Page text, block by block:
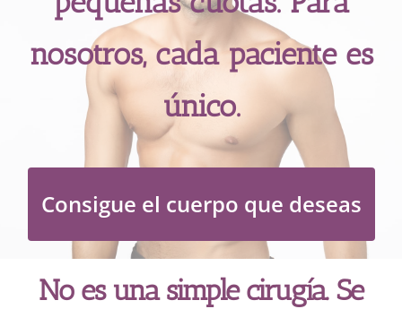
nosotros, cada paciente es
único.
Consigue el cuerpo que deseas
No es una simple cirugía. Se